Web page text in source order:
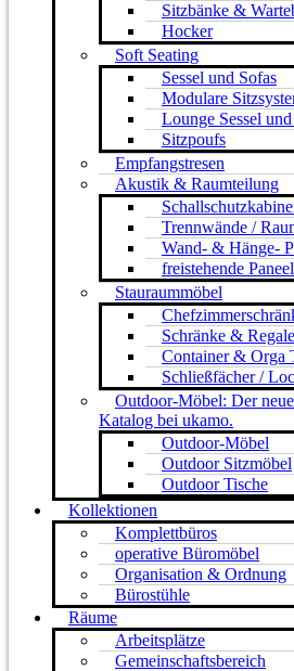
Sitzbänke &
Hocker
Soft Seating
Sessel und Sofas
Modulare
Lounge Sessel
Sitzpoufs
Empfangstresen
Akustik & Raumteilung
Trennwände /
Wand- & Hänge-
freistehende
Stauraummöbel
Schränke & Regale
Container & Orga
Schließfächer /
Outdoor-Möbel: Der neue
Katalog bei ukamo.
Outdoor-Möbel
Outdoor Sitzmöbel
Outdoor Tische
Kollektionen
Komplettbüros
operative Büromöbel
Organisation & Ordnung
Bürostühle
Räume
Arbeitsplätze
Gemeinschaftsbereich